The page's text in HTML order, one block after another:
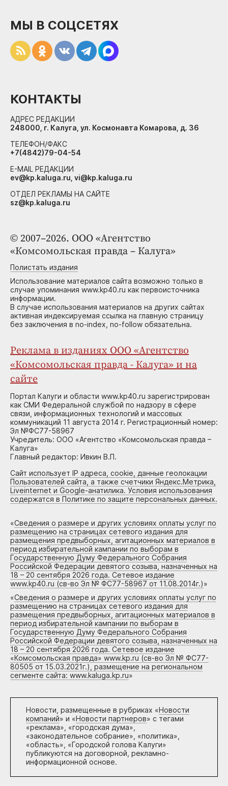
© 2007–2026. ООО «Агентство
«Комсомольская правда – Калуга»
Полистать издания
Использование материалов сайта возможно только в
случае упоминания www.kp40.ru как первоисточника
информации.
В случае использования материалов на других сайтах
активная индексируемая ссылка на главную страницу
без заключения в no-index, no-follow обязательна.
Реклама в изданиях ООО «Агентство
«Комсомольская правда - Калуга» и на
сайте
Портал Калуги и области www.kp40.ru зарегистрирован
как СМИ Федеральной службой по надзору в сфере
связи, информационных технологий и массовых
коммуникаций 11 августа 2014 г. Регистрационный номер:
Эл №ФС77-58967
Учредитель: ООО «Агентство «Комсомольская правда –
Калуга»
Главный редактор: Ивкин В.П.
Сайт использует IP адреса, cookie, данные геолокации
Пользователей сайта, а также счетчики Яндекс.Метрика,
Liveinternet и Google-анатилика. Условия использования
содержатся в Политике по защите персональных данных.
«Сведения о размере и других условиях оплаты услуг по
размещению на страницах сетевого издания для
размещения предвыборных, агитационных материалов в
период избирательной кампании по выборам в
Государственную Думу Федерального Собрания
Российской Федерации девятого созыва, назначенных на
18 – 20 сентября 2026 года. Сетевое издание
www.kp40.ru (св-во Эл № ФС77-58967 от 11.08.2014г.)»
«Сведения о размере и других условиях оплаты услуг по
размещению на страницах сетевого издания для
размещения предвыборных, агитационных материалов в
период избирательной кампании по выборам в
Государственную Думу Федерального Собрания
Российской Федерации девятого созыва, назначенных на
18 – 20 сентября 2026 года. Сетевое издание
«Комсомольская правда» www.kp.ru (св-во Эл № ФС77-
80505 от 15.03.2021г.), размещение на региональном
сегменте сайта: www.kaluga.kp.ru»
Новости, размещенные в рубриках «Новости
компаний» и «Новости партнеров» с тегами
«реклама», «городская дума»,
«законодательное собрание», «политика»,
«область», «Городской голова Калуги»
публикуются на договорной, рекламно-
информационной основе.
МЫ В СОЦСЕТЯХ
КОНТАКТЫ
АДРЕС РЕДАКЦИИ
248000, г. Калуга, ул. Космонавта Комарова, д. 36
ТЕЛЕФОН/ФАКС
+7(4842)79-04-54
E-MAIL РЕДАКЦИИ
ev@kp.kaluga.ru, vi@kp.kaluga.ru
ОТДЕЛ РЕКЛАМЫ НА САЙТЕ
sz@kp.kaluga.ru